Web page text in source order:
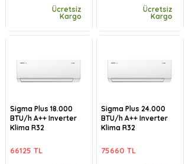
Ücretsiz
Kargo
Sigma Plus 18.000
BTU/h A++ Inverter
Klima R32
66125 TL
Ücretsiz
Kargo
Sigma Plus 24.000
BTU/h A++ Inverter
Klima R32
75660 TL